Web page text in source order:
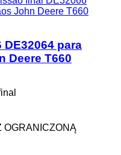
John Deere T660
para
Deere T660
OGRANICZONĄ